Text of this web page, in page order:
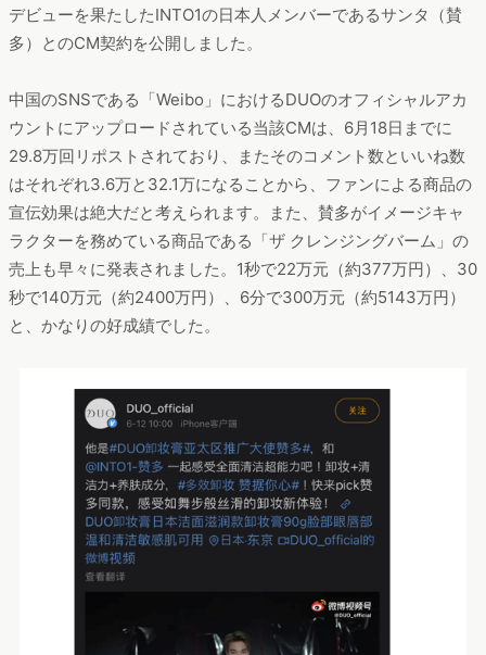
デビューを果たしたINTO1の日本人メンバーであるサンタ（賛
多）とのCM契約を公開しました。
中国のSNSである「Weibo」におけるDUOのオフィシャルアカ
ウントにアップロードされている当該CMは、6月18日までに
29.8万回リポストされており、またそのコメント数といいね数
はそれぞれ3.6万と32.1万になることから、ファンによる商品の
宣伝効果は絶大だと考えられます。また、賛多がイメージキャ
ラクターを務めている商品である「ザ クレンジングバーム」の
売上も早々に発表されました。1秒で22万元（約377万円）、30
秒で140万元（約2400万円）、6分で300万元（約5143万円）
と、かなりの好成績でした。